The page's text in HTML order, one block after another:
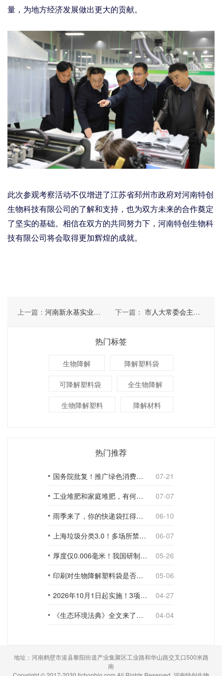
量，为地方经济发展做出更大的贡献。
此次参观考察活动不仅增进了江苏省邳州市政府对河南特创
生物科技有限公司的了解和支持，也为双方未来的合作奠定
了坚实的基础。相信在双方的共同努力下，河南特创生物科
技有限公司将会取得更加辉煌的成就。
上一篇： 河南新永基实业集团有限公司的董事长赵建永先生一行莅临河南特创参观考察 下一篇： 市人大常委会主任史全新莅临河南特创调研指导
热门标签
生物降解 降解塑料袋
可降解塑料袋 全生物降解
生物降解塑料 降解材料
热门推荐
国务院批复！推广绿色消费，引导使用环保可降解包装材料
07-21
工业堆肥和家庭堆肥，有何不同？
07-07
雨季来了，你的快递袋扛得住吗？
06-10
上海垃圾分类3.0！多场所禁止使用一次性塑料袋；推动快递包装绿色转型
06-07
厚度仅0.006毫米！我国研制出超薄型全生物降解渗水地膜
05-26
印刷对生物降解塑料袋是否构成影响？
05-06
2026年10月1日起实施！3项生物降解能力检测新国标
04-27
《生态环境法典》全文来了！降解材料、生物基应用与包装环保规范
04-04
地址：河南鹤壁市浚县黎阳街道产业集聚区工业路和华山路交叉口500米路
南